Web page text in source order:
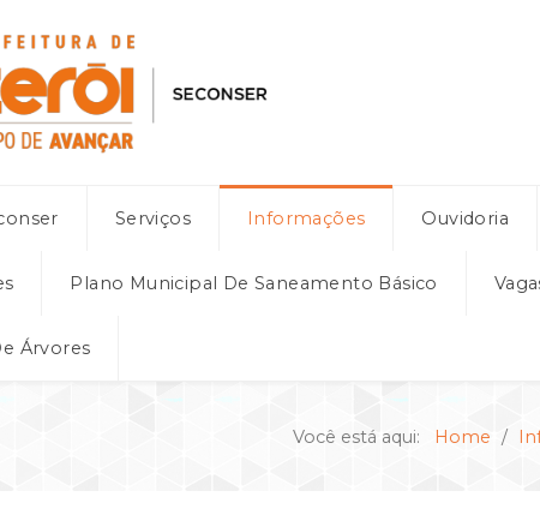
Serviços Informações Ouvidoria
Plano Municipal De Saneamento Básico
Árvores
Você está aqui: Home